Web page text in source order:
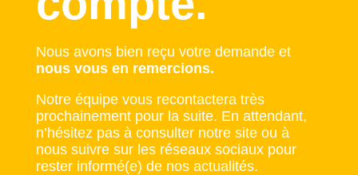
Nous avons bien reçu votre demande et
nous vous en remercions.
Notre équipe vous recontactera très
prochainement pour la suite. En attendant,
n’hésitez pas à consulter notre site ou à
nous suivre sur les réseaux sociaux pour
rester informé(e) de nos actualités.